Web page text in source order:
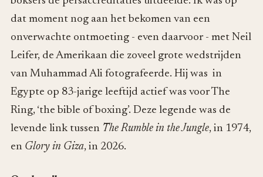
dat moment nog aan het bekomen van een
onverwachte ontmoeting - even daarvoor - met Neil
Leifer, de Amerikaan die zoveel grote wedstrijden
van Muhammad Ali fotografeerde. Hij was in
Egypte op 83-jarige leeftijd actief was voor The
Ring, ‘the bible of boxing’. Deze legende was de
levende link tussen The Rumble in the Jungle, in 1974,
en Glory in Giza, in 2026.